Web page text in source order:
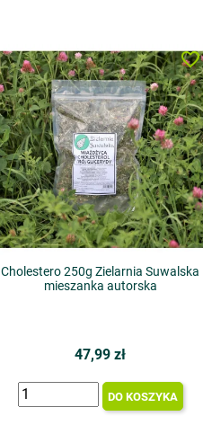
Cholestero 250g Zielarnia Suwalska
mieszanka autorska
47,99 zł
DO KOSZYKA
favorite_border